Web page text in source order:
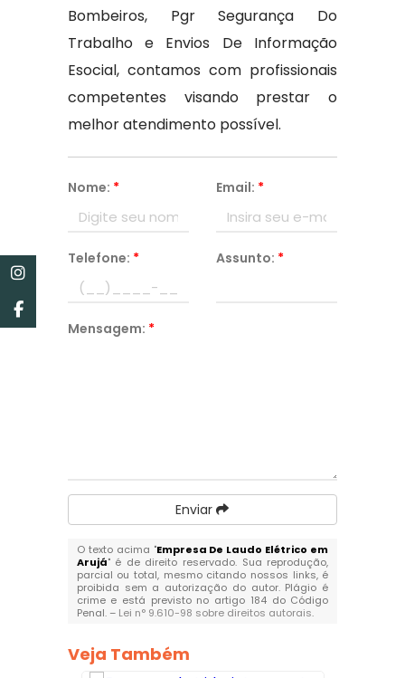
Bombeiros, Pgr Segurança Do
Trabalho e Envios De Informação
Esocial, contamos com profissionais
competentes visando prestar o
melhor atendimento possível.
Nome: * Email: *
Telefone: * Assunto: *
Mensagem: *
Enviar
O texto acima "Empresa De Laudo Elétrico em
Arujá" é de direito reservado. Sua reprodução,
parcial ou total, mesmo citando nossos links, é
proibida sem a autorização do autor. Plágio é
crime e está previsto no artigo 184 do Código
Penal. – Lei n° 9.610-98 sobre direitos autorais.
Veja Também